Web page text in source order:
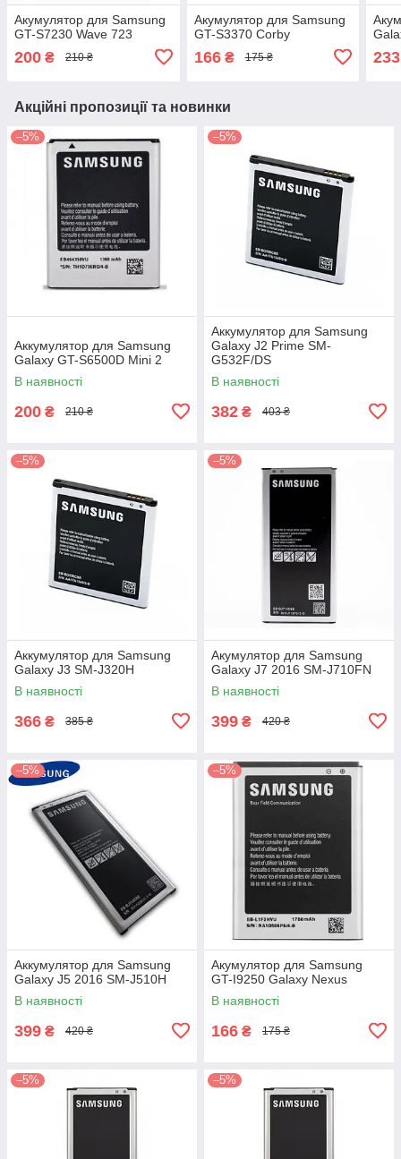
Акумулятор для Samsung
GT-S7230 Wave 723
200 ₴ 210 ₴
Акумулятор для Samsung
GT-S3370 Corby
166₴ 175 ₴ 233
Акційні пропозиції та новинки
–5%
Аккумулятор для Samsung
Galaxy GT-S6500D Mini 2
В наявності
200 ₴ 210 ₴
–5%
Аккумулятор для Samsung
Galaxy J2 Prime SM-
G532F/DS
В наявності
382 ₴ 403 ₴
–5%
Аккумулятор для Samsung
Galaxy J3 SM-J320H
В наявності
366 ₴ 385 ₴
–5%
Акумулятор для Samsung
Galaxy J7 2016 SM-J710FN
В наявності
399 ₴ 420 ₴
–5%
Аккумулятор для Samsung
Galaxy J5 2016 SM-J510H
В наявності
399 ₴ 420 ₴
–5%
Акумулятор для Samsung
GT-I9250 Galaxy Nexus
В наявності
166 ₴ 175 ₴
–5% –5%